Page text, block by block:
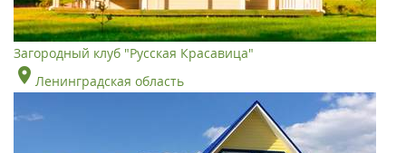
Загородный клуб "Русская Красавица"
Ленинградская область